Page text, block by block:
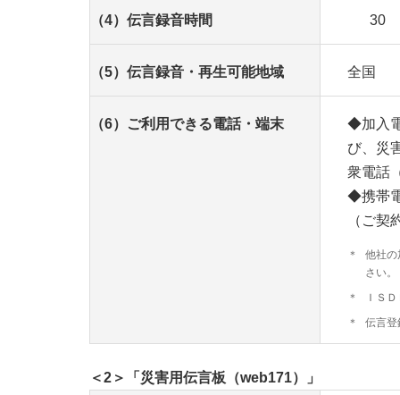
（4）伝言録音時間 30
（5）伝言録音・再生可能地域 全国
（6）ご利用できる電話・端末
◆加入
び、災
衆電話
◆携帯
（ご
＊
他社の
さい。
＊
ＩＳ
＊
伝言登
＜2＞「災害用伝言板（web171）」